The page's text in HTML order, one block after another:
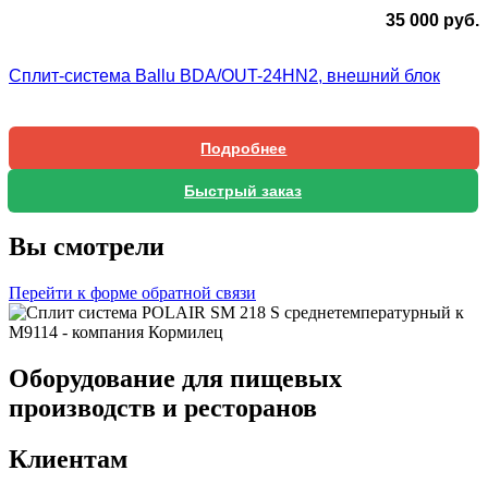
35 000 руб.
Сплит-система Ballu BDA/OUT-24HN2, внешний блок
Подробнее
Быстрый заказ
Вы смотрели
Перейти к форме обратной связи
Оборудование для пищевых
производств и ресторанов
Клиентам